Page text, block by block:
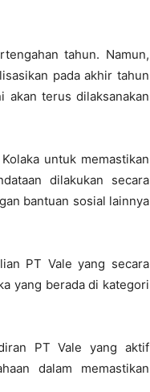
tahun. Namun,
pada akhir tahun
akan terus dilaksanakan
untuk memastikan
dilakukan secara
bantuan sosial lainnya
PT Vale yang secara
yang berada di kategori
PT Vale yang aktif
dalam memastikan